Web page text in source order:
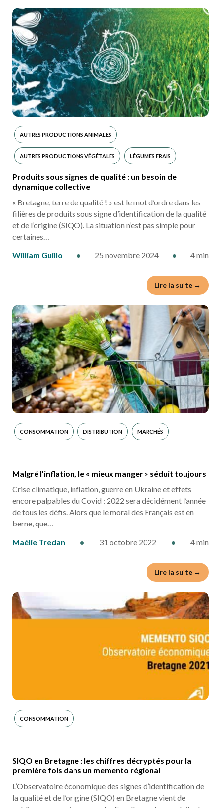
AUTRES PRODUCTIONS ANIMALES
AUTRES PRODUCTIONS VÉGÉTALES LÉGUMES FRAIS
MARCHÉS
Produits sous signes de qualité : un besoin de
dynamique collective
« Bretagne, terre de qualité ! » est le mot d’ordre dans les
filières de produits sous signe d’identification de la qualité
et de l’origine (SIQO). La situation n’est pas simple pour
certaines…
William Guillo
• 25 novembre 2024 • 4 min
Lire la suite →
CONSOMMATION DISTRIBUTION MARCHÉS
Malgré l’inflation, le « mieux manger » séduit toujours
Crise climatique, inflation, guerre en Ukraine et effets
encore palpables du Covid : 2022 sera décidément l’année
de tous les défis. Alors que le moral des Français est en
berne, que…
Maélie Tredan
• 31 octobre 2022 • 4 min
Lire la suite →
CONSOMMATION
SIQO en Bretagne : les chiffres décryptés pour la
première fois dans un memento régional
L’Observatoire économique des signes d’identification de
la qualité et de l’origine (SIQO) en Bretagne vient de